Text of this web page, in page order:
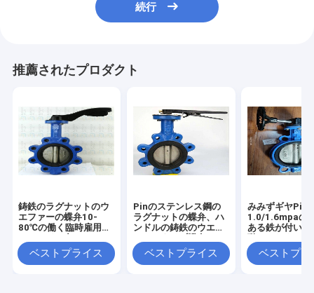
続行
推薦されたプロダクト
鋳鉄のラグナットのウ
エファーの蝶弁10-
80℃の働く臨時雇用者
ベストプライス
Pinのステンレス鋼の
ラグナットの蝶弁、ハ
ンドルの鋳鉄のウエフ
ベストプライス
みみずギヤPin
1.0/1.6mpaの
ある鉄が付いて
蝶弁ベストプラ